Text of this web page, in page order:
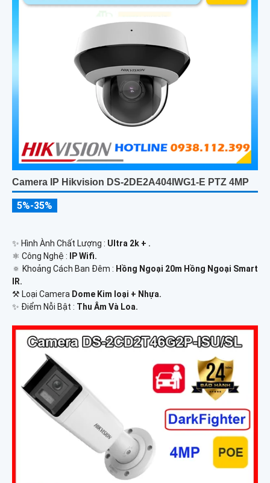
Camera IP Hikvision DS-2DE2A404IWG1-E PTZ 4MP
5%-35%
✨ Hình Ành Chất Lượng : Ultra 2k + .
⚛️ Công Nghệ : IP Wifi.
🔅 Khoảng Cách Ban Đêm : Hồng Ngoại 20m Hồng Ngoại Smart
IR.
⚒ Loại Camera Dome Kim loại + Nhựa.
️✨ Điểm Nỗi Bật : Thu Âm Và Loa.